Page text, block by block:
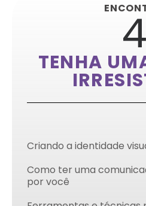
4
TENHA
Criando a identidade
Como ter uma
por você